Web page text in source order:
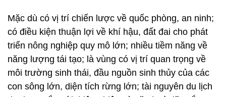
Mặc dù có vị trí chiến lược về quốc phòng, an ninh;
có điều kiện thuận lợi về khí hậu, đất đai cho phát
triển nông nghiệp quy mô lớn; nhiều tiềm năng về
năng lượng tái tạo; là vùng có vị trí quan trọng về
môi trường sinh thái, đầu nguồn sinh thủy của các
con sông lớn, diện tích rừng lớn; tài nguyên du lịch